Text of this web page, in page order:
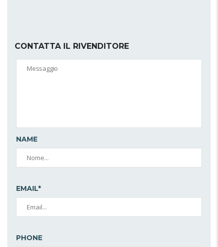
CONTATTA IL RIVENDITORE
NAME
EMAIL*
PHONE